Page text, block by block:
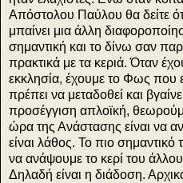
Απόστολου Παύλου θα δείτε
μπαίνει μια άλλη
σημαντική και το δίνω σαν
πρακτικά με τα κεριά. Όταν
εκκλησία, έχουμε το Φως που
πρέπει να μεταδοθεί και
προσέγγιση απλοϊκή,
ώρα της Ανάστασης είναι να
είναι λάθος. Το πιο
να ανάψουμε το κερί του
Δηλαδή είναι η διάδοση.